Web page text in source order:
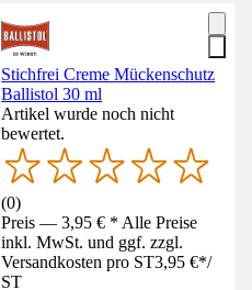
Stichfrei Creme Mückenschutz
Ballistol 30 ml
Artikel wurde noch nicht
bewertet.
(0)
Preis — 3,95 € * Alle Preise
inkl. MwSt. und ggf. zzgl.
Versandkosten pro ST3,95 €*/
ST